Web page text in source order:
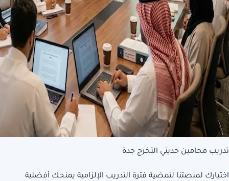
تدريب محامين حديثي التخرج جدة
اختيارك لمنصتنا لتمضية فترة التدريب الإلزامية يمنحك أفضلية